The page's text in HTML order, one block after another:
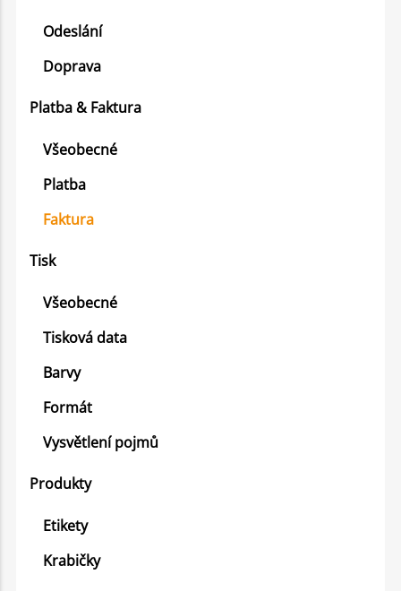
Odeslání
Doprava
Platba & Faktura
Všeobecné
Platba
Faktura
Tisk
Všeobecné
Tisková data
Barvy
Formát
Vysvětlení pojmů
Produkty
Etikety
Krabičky